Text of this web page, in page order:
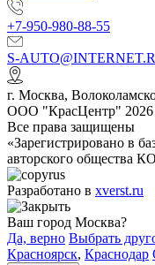
+7-950-980-88-55
S-
г. Москва,
ООО "КрасЦентр"
Все права защищены
«Зарегистрировано в
авторского общества
Разработано в xverst.ru
Ваш город Москва?
Да, верно Выбрать
Красноярск, Краснодар